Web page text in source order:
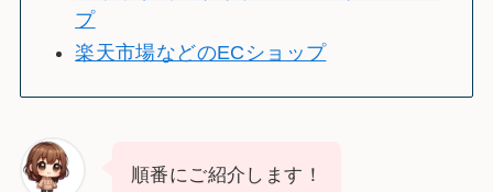
プ
楽天市場などのECショップ
順番にご紹介します！